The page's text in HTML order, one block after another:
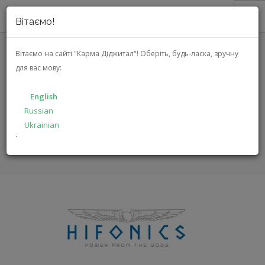
Вітаємо!
Вітаємо на сайті "Карма Діджитал"! Оберіть, будь-ласка, зручну
для вас мову:
English
Russian
Ukrainian
`
ABOUT US
SALES
SOLUTIONS
FOR MANUFACTURERS
HOME BRANDS